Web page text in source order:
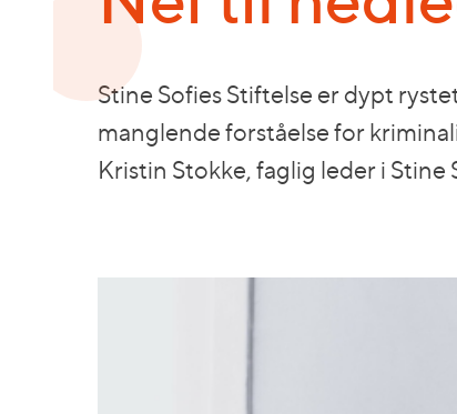
Stine Sofies Stiftelse er dypt
manglende forståelse for
Kristin Stokke, faglig leder i Stine